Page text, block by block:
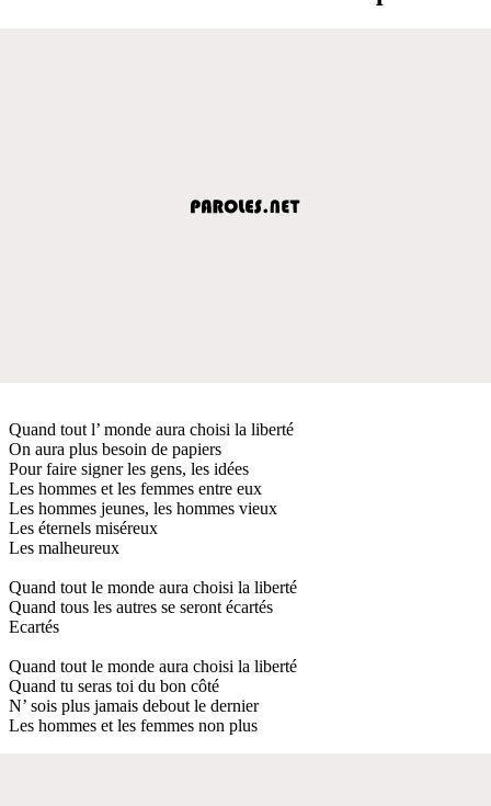
Quand tout l’ monde aura choisi la liberté
On aura plus besoin de papiers
Pour faire signer les gens, les idées
Les hommes et les femmes entre eux
Les hommes jeunes, les hommes vieux
Les éternels miséreux
Les malheureux
Quand tout le monde aura choisi la liberté
Quand tous les autres se seront écartés
Ecartés
Quand tout le monde aura choisi la liberté
Quand tu seras toi du bon côté
N’ sois plus jamais debout le dernier
Les hommes et les femmes non plus